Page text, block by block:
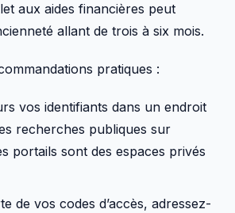
aux aides financières peut
allant de trois à six mois.
pratiques :
vos identifiants dans un endroit
recherches publiques sur
portails sont des espaces privés
de vos codes d’accès, adressez-